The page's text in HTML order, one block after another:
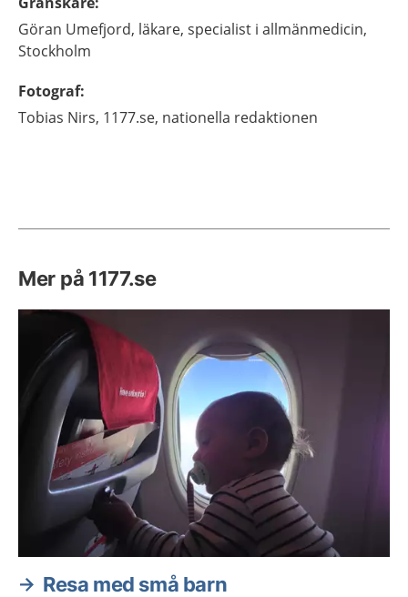
Göran Umefjord, läkare, specialist i allmänmedicin,
Stockholm
Fotograf:
Tobias Nirs, 1177.se, nationella redaktionen
Mer på 1177.se
Resa med små barn